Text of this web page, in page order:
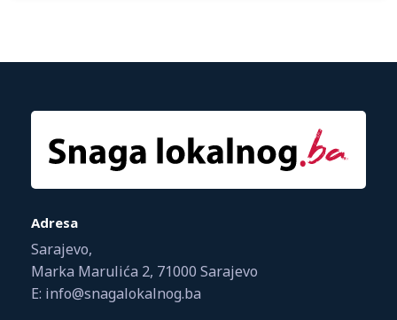
Adresa
Sarajevo,
Marka Marulića 2, 71000 Sarajevo
E: info@snagalokalnog.ba